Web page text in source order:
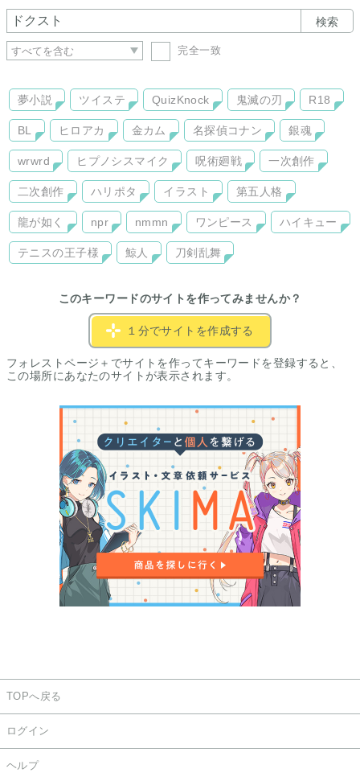
検索
完全一致
夢小説 ツイステ QuizKnock 鬼滅の刃 R18
BL ヒロアカ 金カム 名探偵コナン 銀魂
wrwrd ヒプノシスマイク 呪術廻戦 一次創作
二次創作 ハリポタ イラスト 第五人格
龍が如く npr nmmn ワンピース ハイキュー
テニスの王子様 鯨人 刀剣乱舞
このキーワードのサイトを作ってみませんか？
１分でサイトを作成する
フォレストページ＋でサイトを作ってキーワードを登録すると、
この場所にあなたのサイトが表示されます。
TOPへ戻る
ログイン
ヘルプ